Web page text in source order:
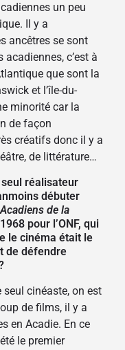
un peu
Il y a
ancêtres se sont
c’est à
que sont la
et l’île-du-
minorité car la
de façon
créatifs donc il y a
de littérature…
réalisateur
débuter
Acadiens de la
pour l’ONF, qui
le cinéma était le
de défendre
seul cinéaste, on est
de films, il y a
en Acadie. En ce
le premier